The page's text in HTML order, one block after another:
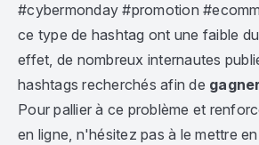
#cybermonday #promotion
ce type de hashtag ont une faible
effet, de nombreux internautes
hashtags recherchés afin de
Pour pallier à ce problème et
en ligne, n'hésitez pas à le mettre